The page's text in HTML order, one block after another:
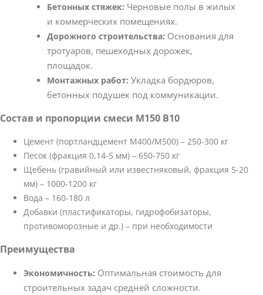
Бетонных стяжек: Черновые полы в жилых
и коммерческих помещениях.
Дорожного строительства: Основания для
тротуаров, пешеходных дорожек,
площадок.
Монтажных работ: Укладка бордюров,
бетонных подушек под коммуникации.
Состав и пропорции смеси М150 В10
Цемент (портландцемент М400/М500) – 250-300 кг
Песок (фракция 0,14-5 мм) – 650-750 кг
Щебень (гравийный или известняковый, фракция 5-20
мм) – 1000-1200 кг
Вода – 160-180 л
Добавки (пластификаторы, гидрофобизаторы,
противоморозные и др.) – при необходимости
Преимущества
Экономичность: Оптимальная стоимость для
строительных задач средней сложности.